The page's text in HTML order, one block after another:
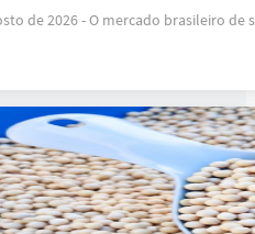
de 2026 - O mercado brasileiro